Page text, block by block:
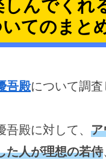
しんでくれ
てのまとめ
吾殿について調査
殿に対して、 ア
た人が理想の若侍